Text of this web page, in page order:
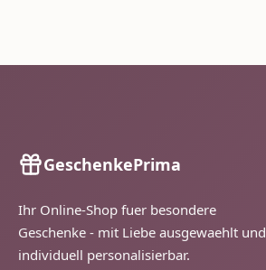
GeschenkePrima
Ihr Online-Shop fuer besondere
Geschenke - mit Liebe ausgewaehlt und
individuell personalisierbar.